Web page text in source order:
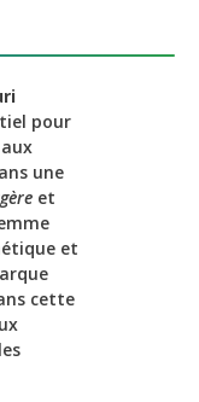
pour
une
et
et
cette